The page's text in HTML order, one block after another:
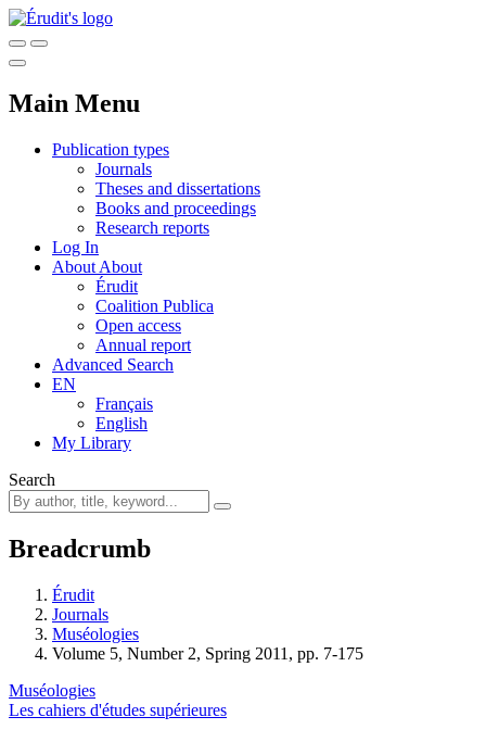
Main Menu
Publication types
Journals
Theses and dissertations
Books and proceedings
Research reports
Log In
About About
Érudit
Coalition Publica
Open access
Annual report
Advanced Search
EN
Français
English
My Library
Search
Breadcrumb
Érudit
Journals
Muséologies
Volume 5, Number 2, Spring 2011, pp. 7-175
Muséologies
Les cahiers d'études supérieures